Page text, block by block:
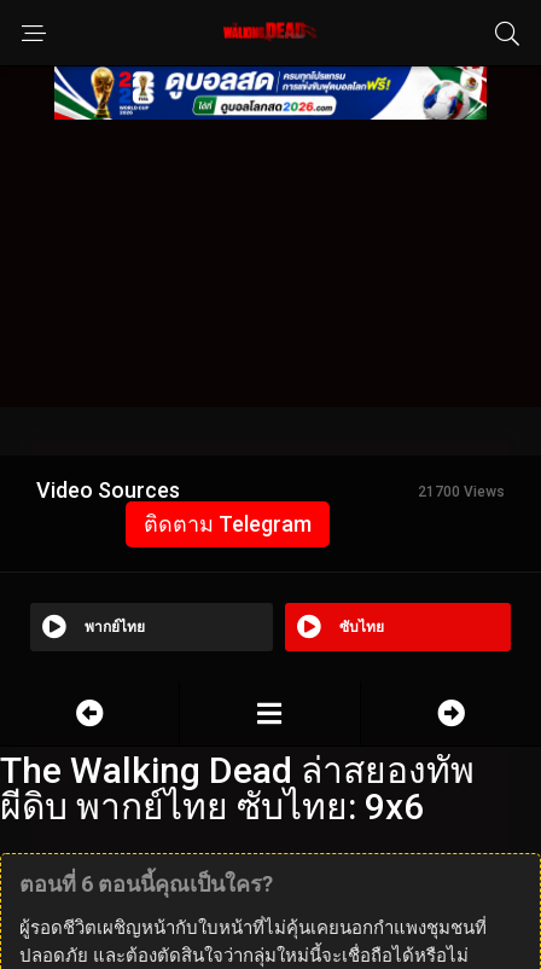
Video Sources 21700 Views
ติดตาม Telegram
พากย์ไทย ซับไทย
The Walking Dead ล่าสยองทัพ
ผีดิบ พากย์ไทย ซับไทย: 9x6
ตอนที่ 6 ตอนนี้คุณเป็นใคร?
ผู้รอดชีวิตเผชิญหน้ากับใบหน้าที่ไม่คุ้นเคยนอกกำแพงชุมชนที่
ปลอดภัย และต้องตัดสินใจว่ากลุ่มใหม่นี้จะเชื่อถือได้หรือไม่